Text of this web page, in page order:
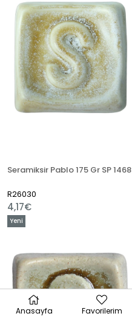
Seramiksir Pablo 175 Gr SP 1468
R26030
4,17€
Yeni
Anasayfa Favorilerim